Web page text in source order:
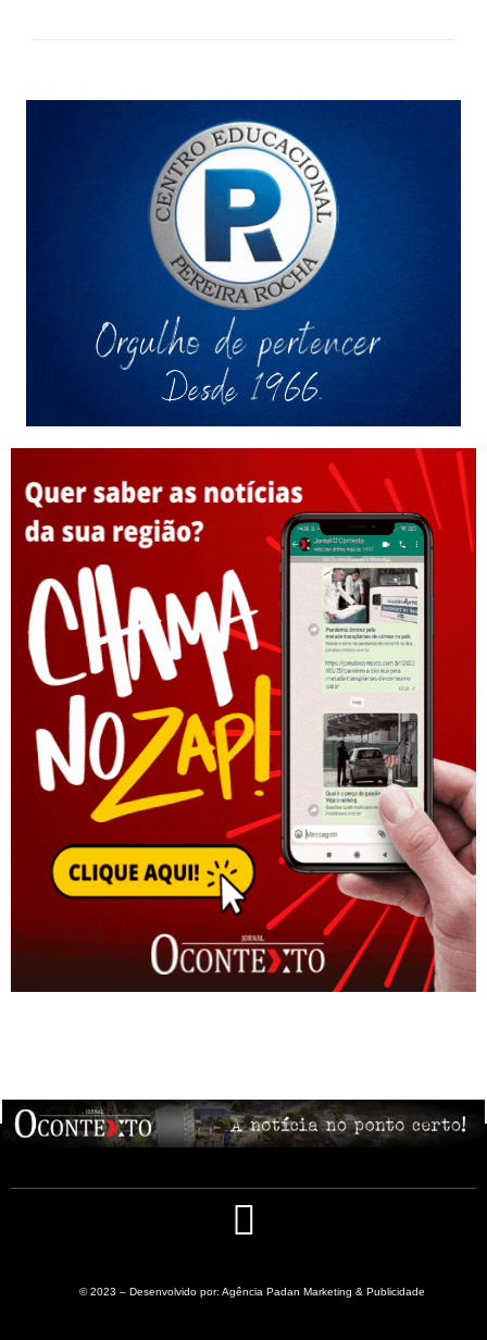
© 2023 – Desenvolvido por: Agência Padan Marketing & Publicidade